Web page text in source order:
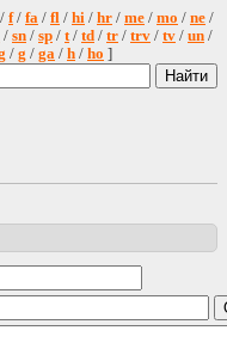
f/ fa / fl / hi / hr / me / mo / ne /
/ sn / sp / t/ td / tr / trv / tv / un /
/ g / ga / h / ho ]